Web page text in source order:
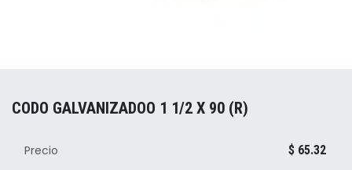
CODO GALVANIZADOO 1 1/2 X 90 (R)
Precio $ 65.32